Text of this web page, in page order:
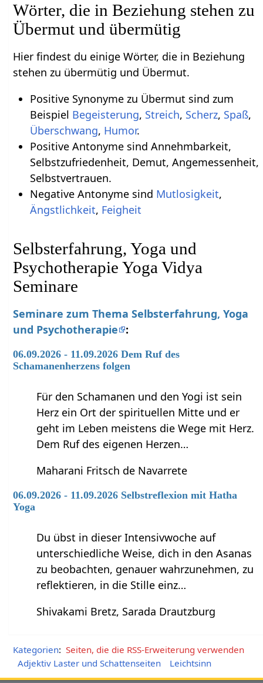
Wörter, die in Beziehung stehen zu
Übermut und übermütig
Hier findest du einige Wörter, die in Beziehung
stehen zu übermütig und Übermut.
Positive Synonyme zu Übermut sind zum
Beispiel Begeisterung, Streich, Scherz, Spaß,
Überschwang, Humor.
Positive Antonyme sind Annehmbarkeit,
Selbstzufriedenheit, Demut, Angemessenheit,
Selbstvertrauen.
Negative Antonyme sind Mutlosigkeit,
Ängstlichkeit, Feigheit
Selbsterfahrung, Yoga und
Psychotherapie Yoga Vidya
Seminare
Seminare zum Thema Selbsterfahrung, Yoga
und Psychotherapie
:
06.09.2026 - 11.09.2026 Dem Ruf des
Schamanenherzens folgen
Für den Schamanen und den Yogi ist sein
Herz ein Ort der spirituellen Mitte und er
geht im Leben meistens die Wege mit Herz.
Dem Ruf des eigenen Herzen…
Maharani Fritsch de Navarrete
06.09.2026 - 11.09.2026 Selbstreflexion mit Hatha
Yoga
Du übst in dieser Intensivwoche auf
unterschiedliche Weise, dich in den Asanas
zu beobachten, genauer wahrzunehmen, zu
reflektieren, in die Stille einz…
Shivakami Bretz, Sarada Drautzburg
Kategorien: Seiten, die die RSS-Erweiterung verwenden
Adjektiv Laster und Schattenseiten
Leichtsinn